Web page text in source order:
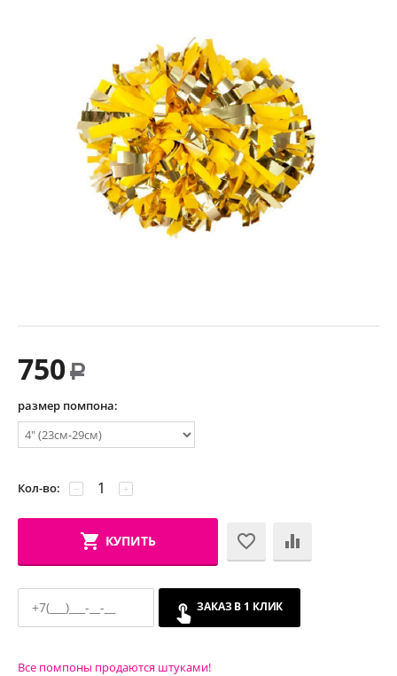
750 Р
размер помпона:
Кол-во: +
−
КУПИТЬ
ЗАКАЗ В 1 КЛИК
Все помпоны продаются штуками!